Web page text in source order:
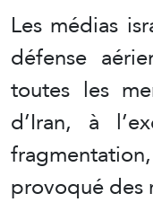
Les médias
défense
toutes les
d’Iran, à
provoqué des